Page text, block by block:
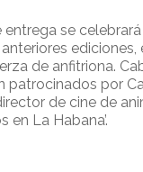
se
de anfitriona.
patrocinados por
de cine de
en La Habana’.